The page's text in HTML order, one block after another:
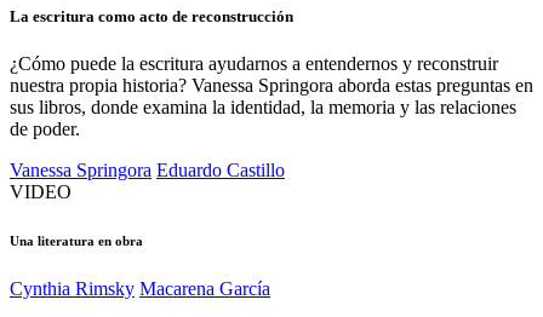
La escritura como acto de reconstrucción
¿Cómo puede la escritura ayudarnos a entendernos y reconstruir
nuestra propia historia? Vanessa Springora aborda estas preguntas en
sus libros, donde examina la identidad, la memoria y las relaciones
de poder.
Vanessa Springora Eduardo Castillo
VIDEO
Una literatura en obra
Cynthia Rimsky Macarena García